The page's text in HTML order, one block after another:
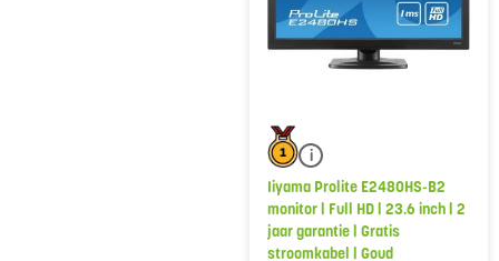
i
Iiyama Prolite E2480HS-B2
monitor | Full HD | 23.6 inch | 2
jaar garantie | Gratis
stroomkabel | Goud